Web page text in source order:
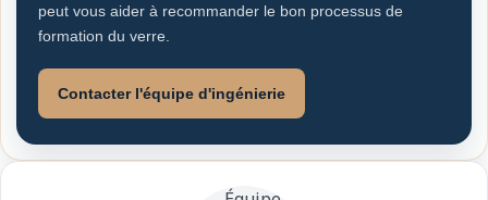
peut vous aider à recommander le bon processus de
formation du verre.
Contacter l'équipe d'ingénierie